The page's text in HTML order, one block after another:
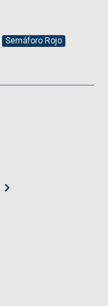
Semáforo Rojo